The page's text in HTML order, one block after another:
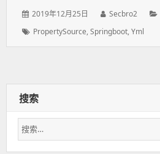
发
于：
2019年12月25日
作
Secbro2
标
PropertySource,Springboot,Yml
搜索
搜
索：